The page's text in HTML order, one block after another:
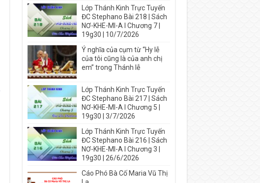
Lớp Thánh Kinh Trực Tuyến
ĐC Stephano Bài 218 | Sách
NƠ-KHE-MI-A I Chương 7 |
19g30 | 10/7/2026
Ý nghĩa của cụm từ “Hy lễ
của tôi cũng là của anh chị
em” trong Thánh lễ
Lớp Thánh Kinh Trực Tuyến
ĐC Stephano Bài 217 | Sách
NƠ-KHE-MI-A I Chương 5 |
19g30 | 3/7/2026
Lớp Thánh Kinh Trực Tuyến
ĐC Stephano Bài 216 | Sách
NƠ-KHE-MI-A I Chương 3 |
19g30 | 26/6/2026
Cáo Phó Bà Cố Maria Vũ Thị